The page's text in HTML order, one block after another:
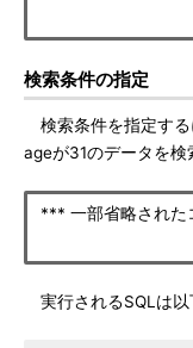
検索条件の指定
検索条件を指定する
ageが31のデータを検
*** 一部省略された
実行されるSQLは以